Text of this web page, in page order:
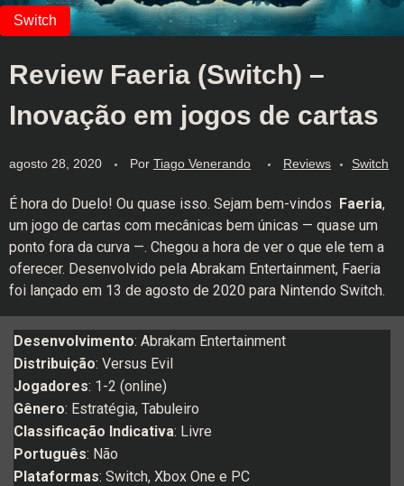
Review Faeria (Switch) –
Inovação em jogos de cartas
agosto 28, 2020 Por Tiago Venerando Reviews Switch
É hora do Duelo! Ou quase isso. Sejam bem-vindos Faeria,
um jogo de cartas com mecânicas bem únicas — quase um
ponto fora da curva —. Chegou a hora de ver o que ele tem a
oferecer. Desenvolvido pela Abrakam Entertainment, Faeria
foi lançado em 13 de agosto de 2020 para Nintendo Switch.
Desenvolvimento: Abrakam Entertainment
Distribuição: Versus Evil
Jogadores: 1-2 (online)
Gênero: Estratégia, Tabuleiro
Classificação Indicativa: Livre
Português: Não
Plataformas: Switch, Xbox One e PC